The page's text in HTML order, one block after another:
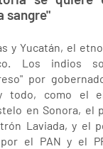
sangre"
y Yucatán, el
Los indios
por
todo, como el
en Sonora, el
Laviada, y el
el PAN y el